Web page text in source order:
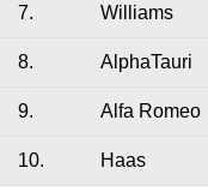
7. Williams
8. AlphaTauri
9. Alfa Romeo
10. Haas